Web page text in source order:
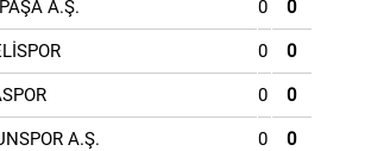
A.Ş. 0 0
0 0
0 0
A.Ş. 0 0